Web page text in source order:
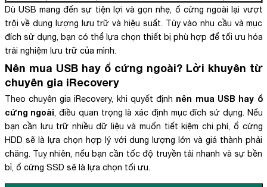
Dù USB mang đến sự tiện lợi và gọn nhẹ, ổ cứng ngoài lại vượt
trội về dung lượng lưu trữ và hiệu suất. Tùy vào nhu cầu và mục
đích sử dụng, bạn có thể lựa chọn thiết bị phù hợp để tối ưu hóa
trải nghiệm lưu trữ của mình.
Nên mua USB hay ổ cứng ngoài? Lời khuyên từ
chuyên gia iRecovery
Theo chuyên gia iRecovery, khi quyết định nên mua USB hay ổ
cứng ngoài, điều quan trọng là xác định mục đích sử dụng. Nếu
bạn cần lưu trữ nhiều dữ liệu và muốn tiết kiệm chi phí, ổ cứng
HDD sẽ là lựa chọn hợp lý với dung lượng lớn và giá thành phải
chăng. Tuy nhiên, nếu bạn cần tốc độ truyền tải nhanh và sự bền
bỉ, ổ cứng SSD sẽ là lựa chọn tối ưu.